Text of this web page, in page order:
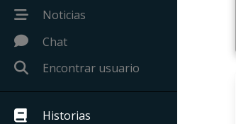
Noticias
Chat
Encontrar usuario
Historias